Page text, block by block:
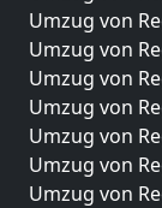
Umzug von
Umzug von
Umzug von
Umzug von
Umzug von
Umzug von
Umzug von